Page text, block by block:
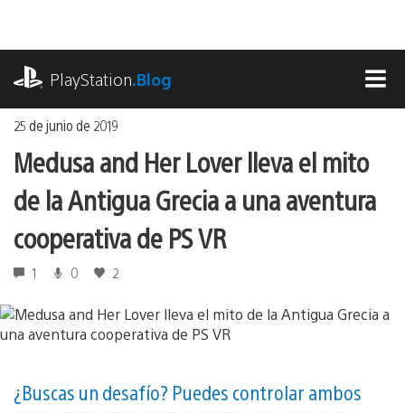
contenido
PlayStation.Blog
25 de junio de 2019
Medusa and Her Lover lleva el mito
de la Antigua Grecia a una aventura
cooperativa de PS VR
1 0 2
¿Buscas un desafío? Puedes controlar ambos